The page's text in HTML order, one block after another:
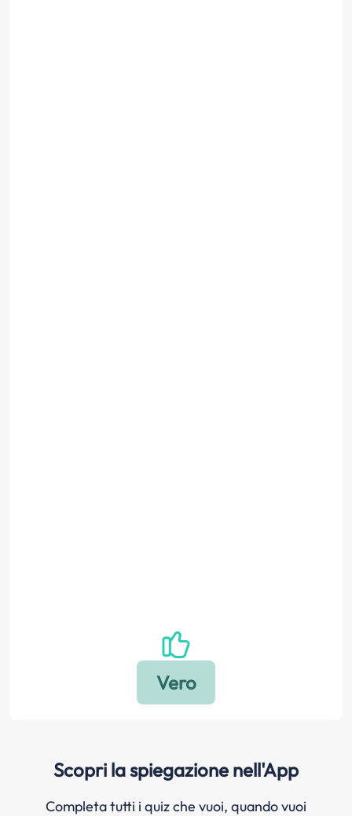
Scopri la spiegazione nell'App
Completa tutti i quiz che vuoi, quando vuoi